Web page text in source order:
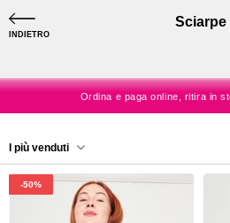
INDIETRO
Sciarpe
SPEDIZIONE A CASA
Ordina e paga online, ritira in
SPEDIZIONE A CASA
SPEDIZIONE SEMPRE
I più venduti
-50%